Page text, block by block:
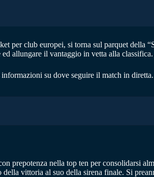
per club europei, si torna sul parquet della
allungare il vantaggio in vetta alla classifica.
su dove seguire il match in diretta.
prepotenza nella top ten per consolidarsi
vittoria al suo della sirena finale. Si